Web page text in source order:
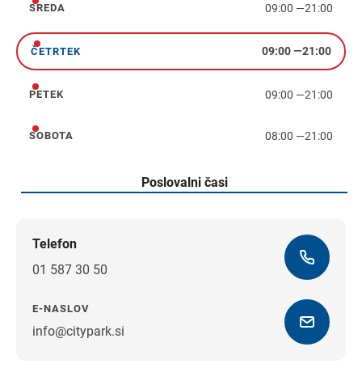
sreda
SREDA 09:00 —21:00
četrtek
ČETRTEK 09:00—21:00
petek
PETEK 09:00 —21:00
sobota
SOBOTA 08:00 —21:00
Poslovalni časi
Telefon
01 587 30 50
E-NASLOV
info@citypark.si